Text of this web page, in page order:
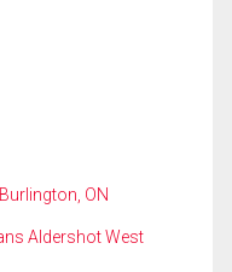
ON
Aldershot West